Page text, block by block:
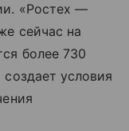
«Ростех —
сейчас на
более 730
условия